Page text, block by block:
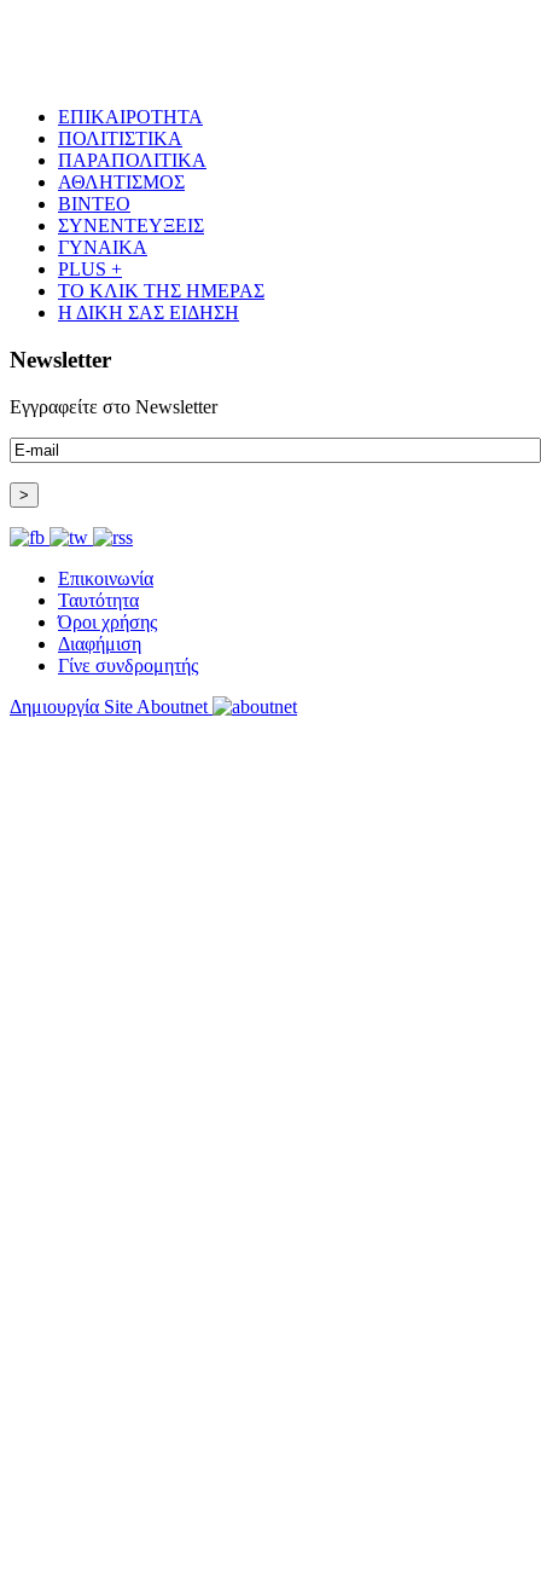
ΕΠΙΚΑΙΡΟΤΗΤΑ
ΠΟΛΙΤΙΣΤΙΚΑ
ΠΑΡΑΠΟΛΙΤΙΚΑ
ΑΘΛΗΤΙΣΜΟΣ
ΒΙΝΤΕΟ
ΣΥΝΕΝΤΕΥΞΕΙΣ
ΓΥΝΑΙΚΑ
PLUS +
ΤΟ ΚΛΙΚ ΤΗΣ ΗΜΕΡΑΣ
Η ΔΙΚΗ ΣΑΣ ΕΙΔΗΣΗ
Newsletter
Εγγραφείτε στο Newsletter
Επικοινωνία
Ταυτότητα
Όροι χρήσης
Διαφήμιση
Γίνε συνδρομητής
Δημιουργία Site Aboutnet